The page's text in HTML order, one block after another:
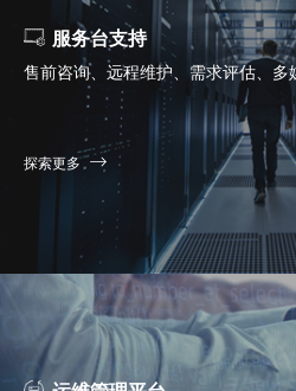
服务台支持
售前咨询、远程维护、需求评估、
探索更多